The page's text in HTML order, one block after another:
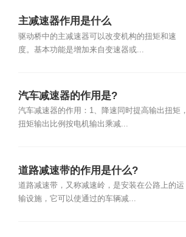
主减速器作用是什么
驱动桥中的主减速器可以改变机构的扭矩和速
度。基本功能是增加来自变速器或...
汽车减速器的作用是?
汽车减速器的作用：1、降速同时提高输出扭矩，
扭矩输出比例按电机输出乘减...
道路减速带的作用是什么?
道路减速带，又称减速岭，是安装在公路上的运
输设施，它可以使通过的车辆减...